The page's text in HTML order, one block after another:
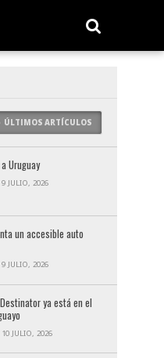
ÚLTIMOS ARTÍCULOS
Uruguay
9 JULIO, 2026
un accesible auto
9 JULIO, 2026
ya está en el
10 JULIO, 2026